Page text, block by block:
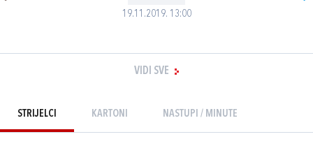
19.11.2019. 13:00
VIDI SVE
STRIJELCI KARTONI NASTUPI / MINUTE